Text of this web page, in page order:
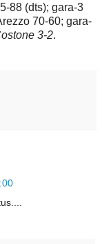
88 (dts); gara-3
70-60; gara-
3-2.